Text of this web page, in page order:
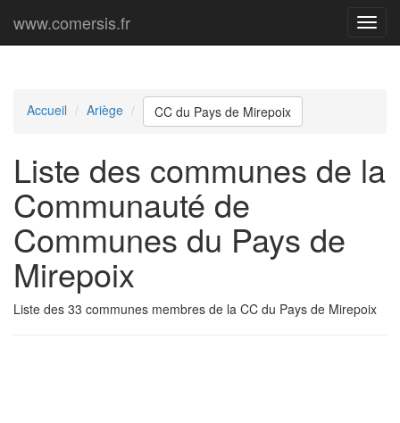
Menu
www.comersis.fr
Accueil Ariège CC du Pays de Mirepoix
Liste des communes de la
Communauté de
Communes du Pays de
Mirepoix
Liste des 33 communes membres de la CC du Pays de Mirepoix